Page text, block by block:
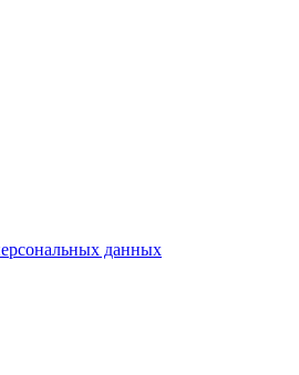
данных